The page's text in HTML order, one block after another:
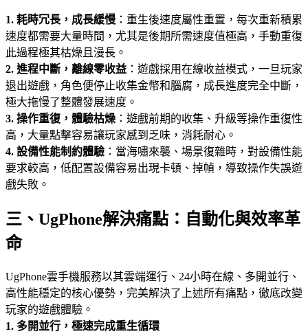
1. 耗時冗長，成長緩慢 ：重生後速度屬性重置，每次重新積累
速度都需要大量時間，尤其是後期所需速度值極高，手動重復
此過程極其枯燥且漫長。
2. 進程中斷，離線零收益 ：遊戲採用在線收益模式，一旦玩家
退出遊戲，角色便停止收集金幣和腦腐，成長進度完全中斷，
極大拖慢了整體發展速度。
3. 操作重復，體驗枯燥 ：遊戲前期的收集、升級等操作重復性
高，大量點擊容易讓玩家感到乏味，消耗耐心。
4. 設備性能制約體驗 ：當海嘯來襲、場景復雜時，對設備性能
要求較高，低配置設備容易出現卡頓、掉幀，導致操作失誤遊
戲失敗。
三、UgPhone解決痛點：自動化與效率革
命
UgPhone雲手機服務以其雲端運行、24小時在線、多開並行、
高性能穩定的核心優勢，完美解決了上述所有痛點，徹底改變
玩家的遊戲體驗。
1. 多開並行，極速完成重生循環